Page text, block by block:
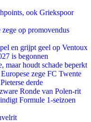
ook Griekspoor
op promovendus
en grijpt geel op Ventoux
is begonnen
maar houdt schade beperkt
zege FC Twente
derde
Ronde van Polen-rit
Formule 1-seizoen